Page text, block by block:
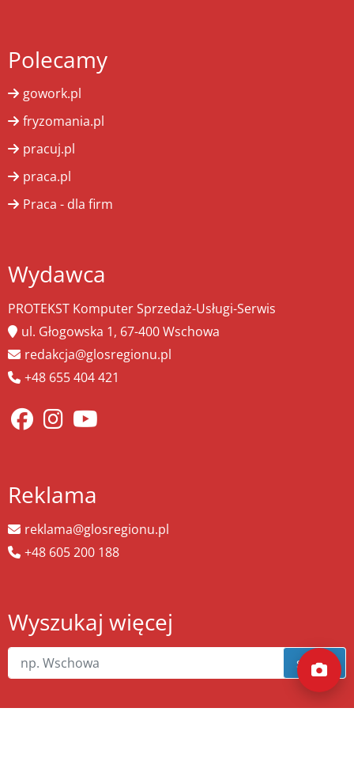
Polecamy
gowork.pl
fryzomania.pl
pracuj.pl
praca.pl
Praca - dla firm
Wydawca
PROTEKST Komputer Sprzedaż-Usługi-Serwis
ul. Głogowska 1, 67-400 Wschowa
redakcja@glosregionu.pl
+48 655 404 421
Reklama
reklama@glosregionu.pl
+48 605 200 188
Wyszukaj więcej
szukaj